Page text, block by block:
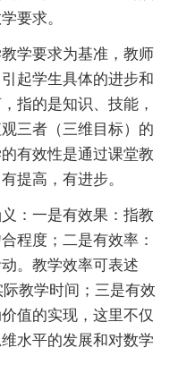
要求。
学要求为基准，教师
起学生具体的进步和
指的是知识、技能，
三者（三维目标）的
有效性是通过课堂教
提高，有进步。
：一是有效果：指教
程度；二是有效率：
。教学效率可表述
教学时间；三是有效
值的实现，这里不仅
水平的发展和对数学